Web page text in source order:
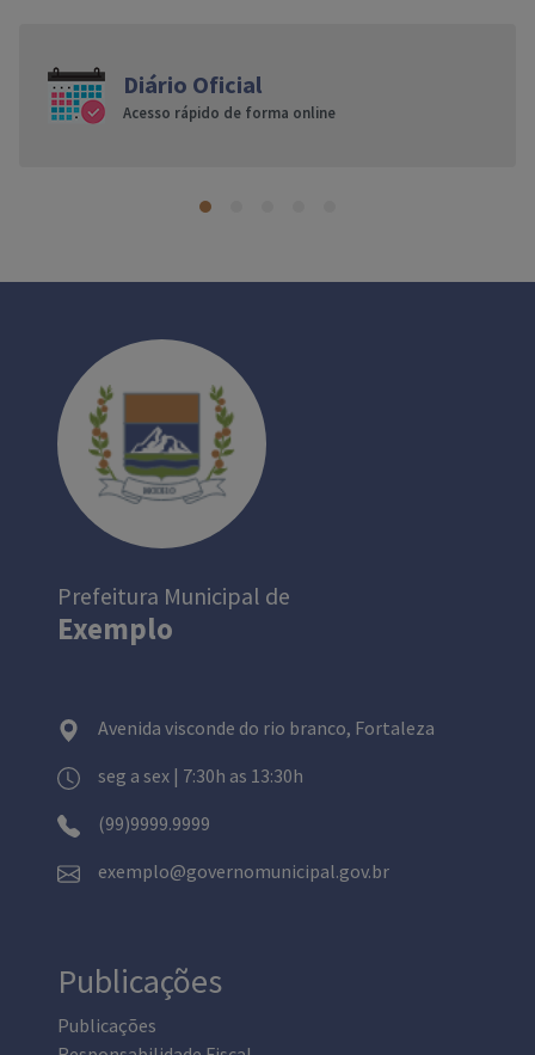
Diário Oficial
Acesso rápido de forma online
Prefeitura Municipal de
Exemplo
Avenida visconde do rio branco, Fortaleza
seg a sex | 7:30h as 13:30h
(99)9999.9999
exemplo@governomunicipal.gov.br
Publicações
Publicações